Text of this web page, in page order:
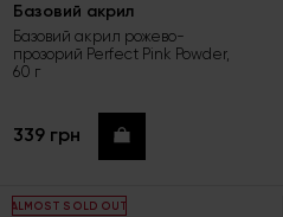
Базовий акрил
Базовий акрил рожево-
прозорий Perfect Pink Powder,
60 г
339 грн Купити
ALMOST SOLD OUT